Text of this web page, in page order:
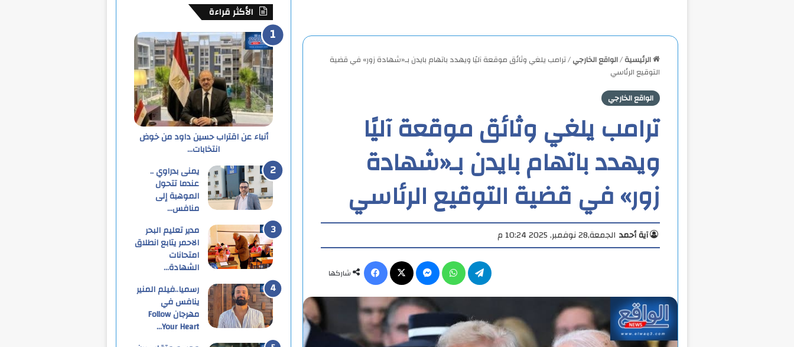
الرئيسية/الواقع الخارجي/ترامب يلغي وثائق موقعة آليًا ويهدد باتهام بايدن بـ«شهادة زور» في قضية
التوقيع الرئاسي
الواقع الخارجي
ترامب يلغي وثائق موقعة آليًا
ويهدد باتهام بايدن بـ«شهادة
زور» في قضية التوقيع الرئاسي
آية أحمد الجمعة,28 نوفمبر, 2025 10:24 م
شاركها
ماسنجر واتساب تيلقرام
الأكثر قراءة
أنباء عن اقتراب حسين داود من خوض
انتخابات…
يمنى بدراوي ..
عندما تتحول
الموهبة إلى
منافس…
مدير تعليم البحر
الاحمر يتابع انطلاق
امتحانات
الشهادة…
رسميا..فيلم المنير
ينافس في
مهرجان Follow
Your Heart…